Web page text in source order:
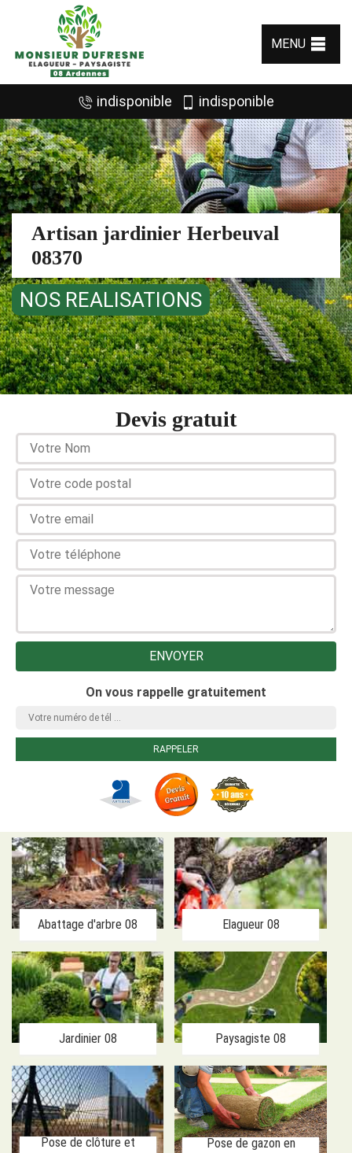
MENU
indisponible indisponible
Artisan jardinier Herbeuval
08370
NOS REALISATIONS
Devis gratuit
On vous rappelle gratuitement
Abattage d'arbre 08 Elagueur 08
Jardinier 08 Paysagiste 08
Pose de clôture et
Pose de gazon en